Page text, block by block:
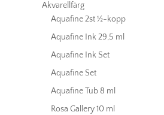
Akvarellfärg
Aquafine 2st ½-kopp
Aquafine Ink 29,5 ml
Aquafine Ink Set
Aquafine Set
Aquafine Tub 8 ml
Rosa Gallery 10 ml